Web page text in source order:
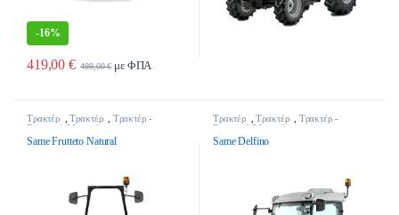
-16%
419,00€ 499,00€με ΦΠΑ
Τρακτέρ ,Τρακτέρ , Τρακτέρ -
Γεωργικά Μηχανήματα
Same Frutteto Natural
Τρακτέρ ,Τρακτέρ , Τρακτέρ -
Γεωργικά Μηχανήματα
Same Delfino